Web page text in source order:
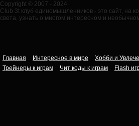
Copyright © 2007 - 2024
Club 3t клуб единомышленников - это сайт, на
света, узнать о многом интересном и
Главная Интересное в мире Хобби и
Трейнеры к играм
Чит коды к играм Flash